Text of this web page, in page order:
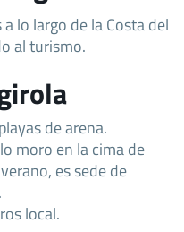
lo largo de la Costa del
al turismo.
de arena.
moro en la cima de
es sede de
local.